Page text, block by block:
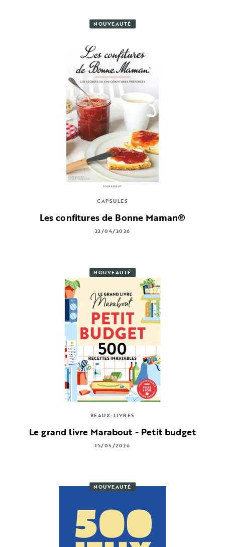
NOUVEAUTÉ
CAPSULES
Les confitures de Bonne Maman®
22/04/2026
NOUVEAUTÉ
BEAUX-LIVRES
Le grand livre Marabout - Petit budget
15/04/2026
NOUVEAUTÉ